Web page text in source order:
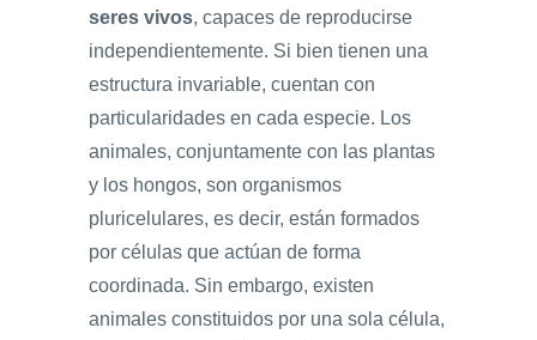
seres vivos, capaces de reproducirse
independientemente. Si bien tienen una
estructura invariable, cuentan con
particularidades en cada especie. Los
animales, conjuntamente con las plantas
y los hongos, son organismos
pluricelulares, es decir, están formados
por células que actúan de forma
coordinada. Sin embargo, existen
animales constituidos por una sola célula,